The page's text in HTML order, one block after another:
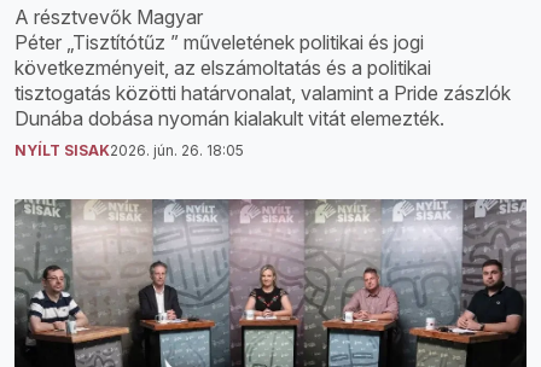
A résztvevők Magyar
Péter „Tisztítótűz ” műveletének politikai és jogi
következményeit, az elszámoltatás és a politikai
tisztogatás közötti határvonalat, valamint a Pride zászlók
Dunába dobása nyomán kialakult vitát elemezték.
NYÍLT SISAK2026. jún. 26. 18:05